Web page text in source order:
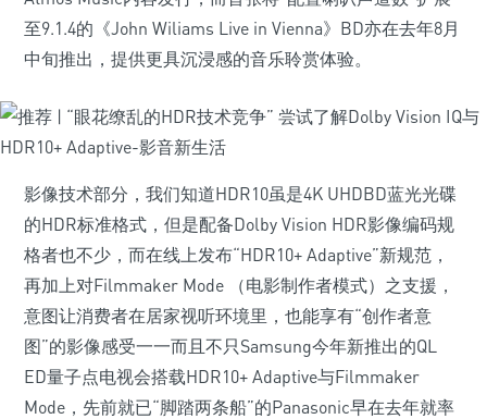
至9.1.4的《John Wiliams Live in Vienna》BD亦在去年8月
中旬推出，提供更具沉浸感的音乐聆赏体验。
影像技术部分，我们知道HDR10虽是4K UHDBD蓝光光碟
的HDR标准格式，但是配备Dolby Vision HDR影像编码规
格者也不少，而在线上发布“HDR10+ Adaptive”新规范，
再加上对Filmmaker Mode （电影制作者模式）之支援，
意图让消费者在居家视听环境里，也能享有“创作者意
图”的影像感受一一而且不只Samsung今年新推出的QL
ED量子点电视会搭载HDR10+ Adaptive与Filmmaker
Mode，先前就已“脚踏两条船”的Panasonic早在去年就率